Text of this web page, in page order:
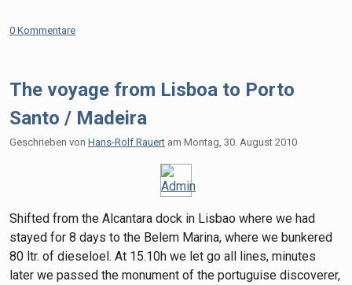
0 Kommentare
The voyage from Lisboa to Porto
Santo / Madeira
Geschrieben von Hans-Rolf Rauert am Montag, 30. August 2010
Shifted from the Alcantara dock in Lisbao where we had
stayed for 8 days to the Belem Marina, where we bunkered
80 ltr. of dieseloel. At 15.10h we let go all lines, minutes
later we passed the monument of the portuguise discoverer,